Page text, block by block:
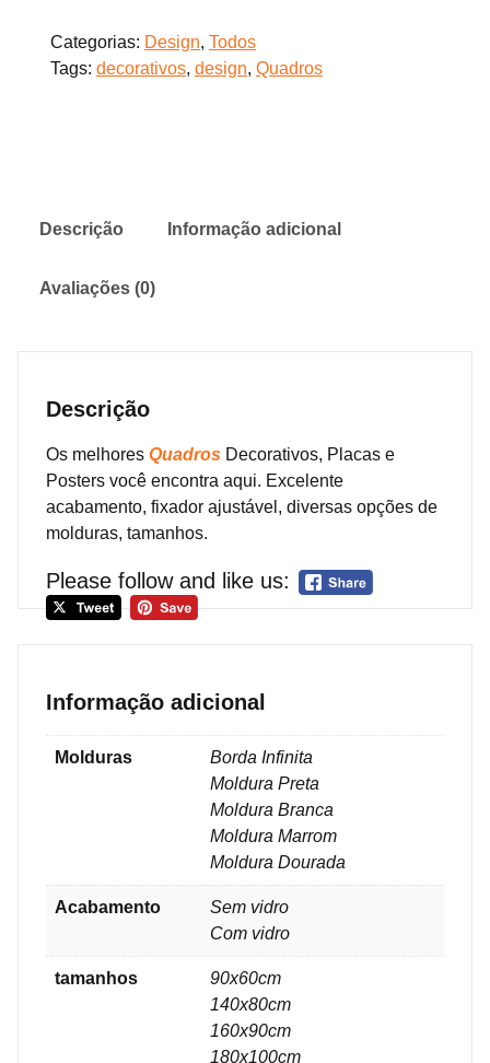
Categorias: Design, Todos
Tags: decorativos, design, Quadros
Descrição Informação adicional
Avaliações (0)
Descrição
Os melhores Quadros Decorativos, Placas e
Posters você encontra aqui. Excelente
acabamento, fixador ajustável, diversas opções de
molduras, tamanhos.
Please follow and like us:
Informação adicional
Molduras
Borda Infinita
Moldura Preta
Moldura Branca
Moldura Marrom
Moldura Dourada
Acabamento
Sem vidro
Com vidro
tamanhos
90x60cm
140x80cm
160x90cm
180x100cm